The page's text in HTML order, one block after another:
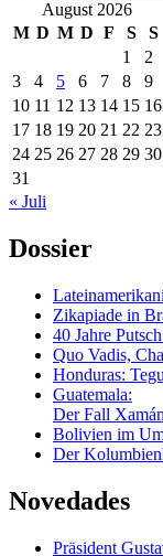
August 2026
M D M D F S
S
1
2
3
4 5 6 7 8
9
10 11 12 13 14 15 16
17 18 19 20 21 22 23
24 25 26 27 28 29 30
31
« Juli
Dossier
Zikapiade in
40 Jahre
Quo Vadis,
Honduras:
Guatemala:
Der Fall Xamán
Bolivien im
Der
Novedades
Präsident